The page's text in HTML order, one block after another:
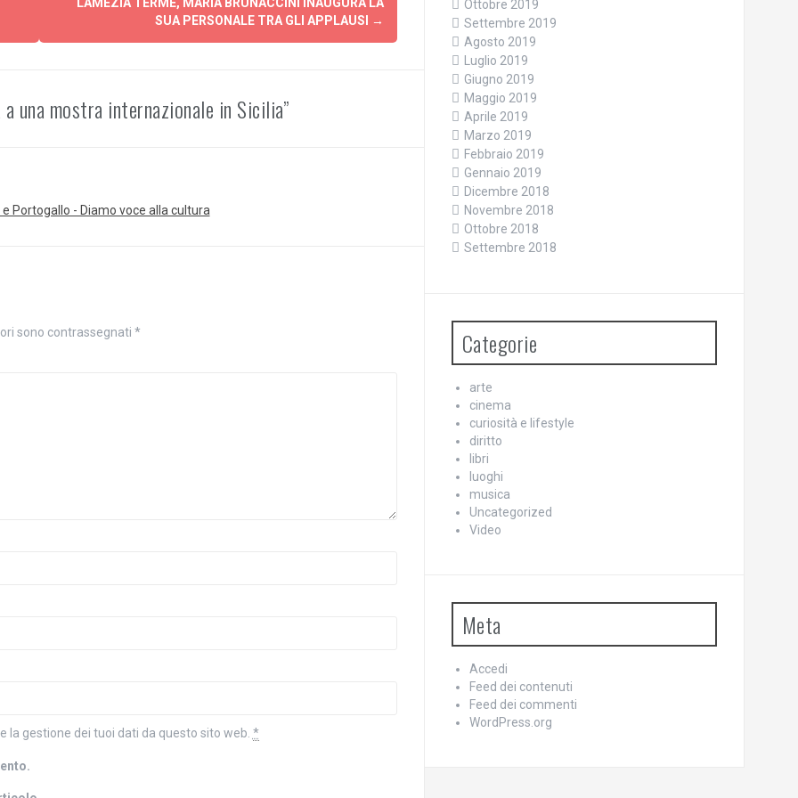
SUA PERSONALE TRA GLI APPLAUSI
→
una mostra internazionale in Sicilia”
Portogallo - Diamo voce alla cultura
sono contrassegnati *
gestione dei tuoi dati da questo sito web. *
Ottobre 2019
Settembre 2019
Agosto 2019
Luglio 2019
Giugno 2019
Maggio 2019
Aprile 2019
Marzo 2019
Febbraio 2019
Gennaio 2019
Dicembre 2018
Novembre 2018
Ottobre 2018
Settembre 2018
Categorie
arte
cinema
curiosità e lifestyle
diritto
libri
luoghi
musica
Uncategorized
Video
Meta
Accedi
Feed dei contenuti
Feed dei commenti
WordPress.org